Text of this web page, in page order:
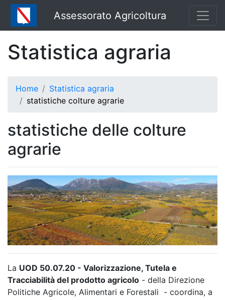
Assessorato Agricoltura
Statistica agraria
Home
Statistica agraria
statistiche colture agrarie
statistiche delle colture
agrarie
La UOD 50.07.20 - Valorizzazione, Tutela e
Tracciabilità del prodotto agricolo - della Direzione
Politiche Agricole, Alimentari e Forestali - coordina, a